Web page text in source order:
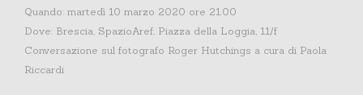
Quando: martedì 10 marzo 2020 ore 21.00
Dove: Brescia, SpazioAref, Piazza della Loggia, 11/f
Conversazione sul fotografo Roger Hutchings a cura di Paola
Riccardi